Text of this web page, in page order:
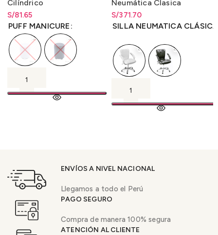
Cilíndrico
S/81.65
Rango de precios: desde
S/ 81.65hastaS/81.65
PUFF MANICURE
Neumática Clasica
S/371.70
Rango de precios: desde
S/371.70hastaS/371.70
SILLA NEUMATICA CLÁSICA
ENVÍOS A NIVEL NACIONAL
Llegamos a todo el Perú
PAGO SEGURO
Compra de manera 100% segura
ATENCIÓN AL CLIENTE